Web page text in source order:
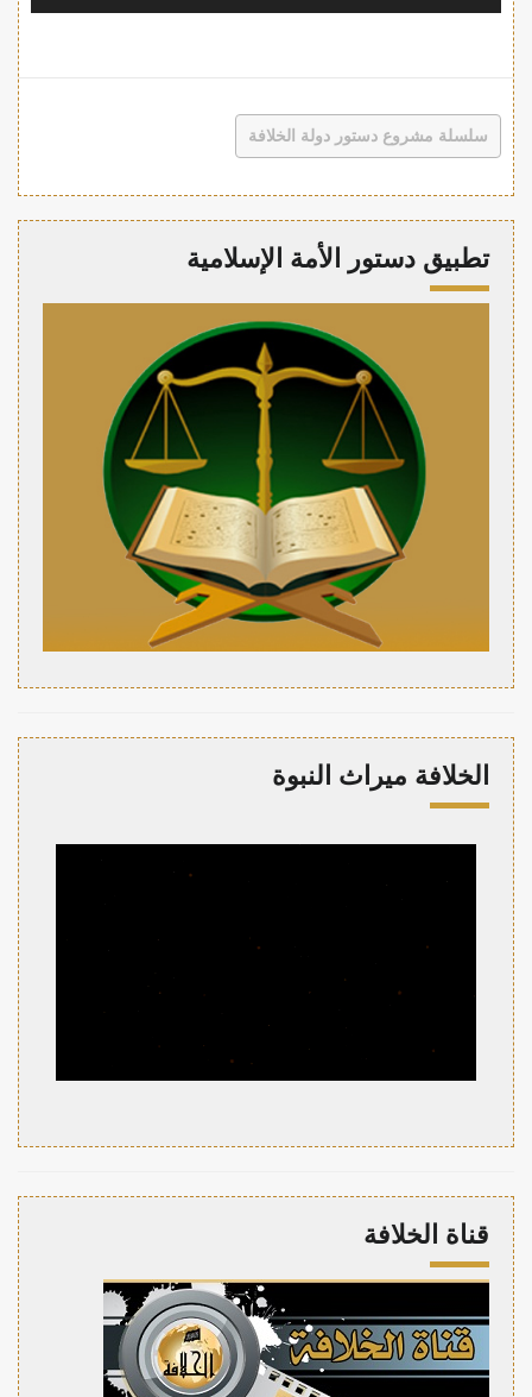
سلسلة مشروع دستور دولة الخلافة
تطبيق دستور الأمة الإسلامية
الخلافة ميراث النبوة
قناة الخلافة